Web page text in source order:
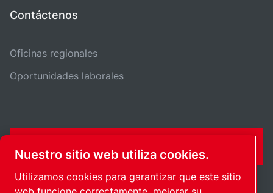
Contáctenos
Oficinas regionales
Oportunidades laborales
Nuestro sitio web utiliza cookies.
Utilizamos cookies para garantizar que este sitio